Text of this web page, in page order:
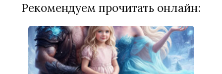
Рекомендуем прочитать онлайн: